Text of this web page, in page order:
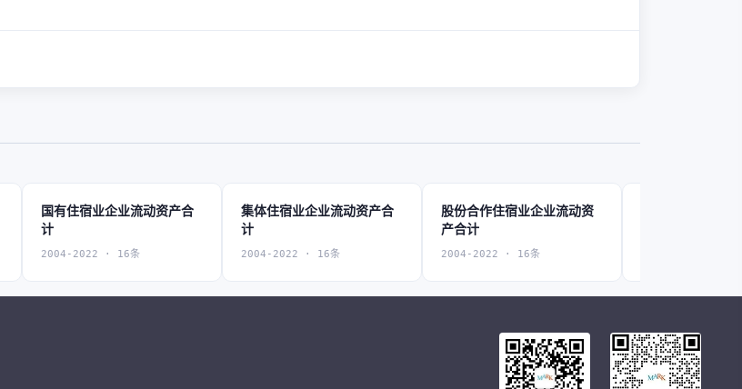
国有住宿业企业流动资产合
计
2004-2022 · 16条
集体住宿业企业流动资产合
计
2004-2022 · 16条
股份合作住宿业企业流动资
产合计
2004-2022 · 16条